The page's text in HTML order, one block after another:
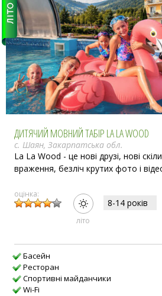
ДИТЯЧИЙ МОВНИЙ ТАБІР LA LA WOOD
с. Шаян, Закарпатська обл.
La La Wood - це нові друзі, нові
враження, безліч крутих фото і
оцінка:
лiто
8-14 рокiв
Басейн
Ресторан
Спортивні майданчики
Wi-Fi